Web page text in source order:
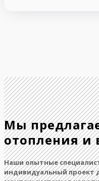
Мы
отопления и
Наши опытные
индивидуальный проект